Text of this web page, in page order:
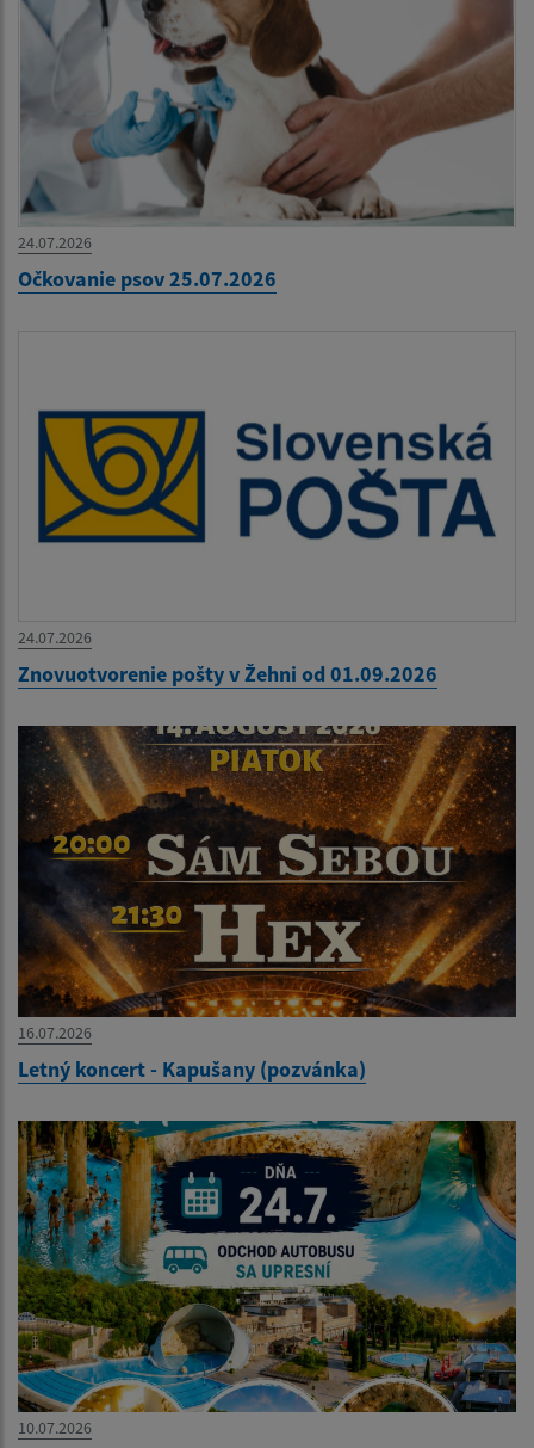
24.07.2026
Očkovanie psov 25.07.2026
24.07.2026
Znovuotvorenie pošty v Žehni od 01.09.2026
16.07.2026
Letný koncert - Kapušany (pozvánka)
10.07.2026